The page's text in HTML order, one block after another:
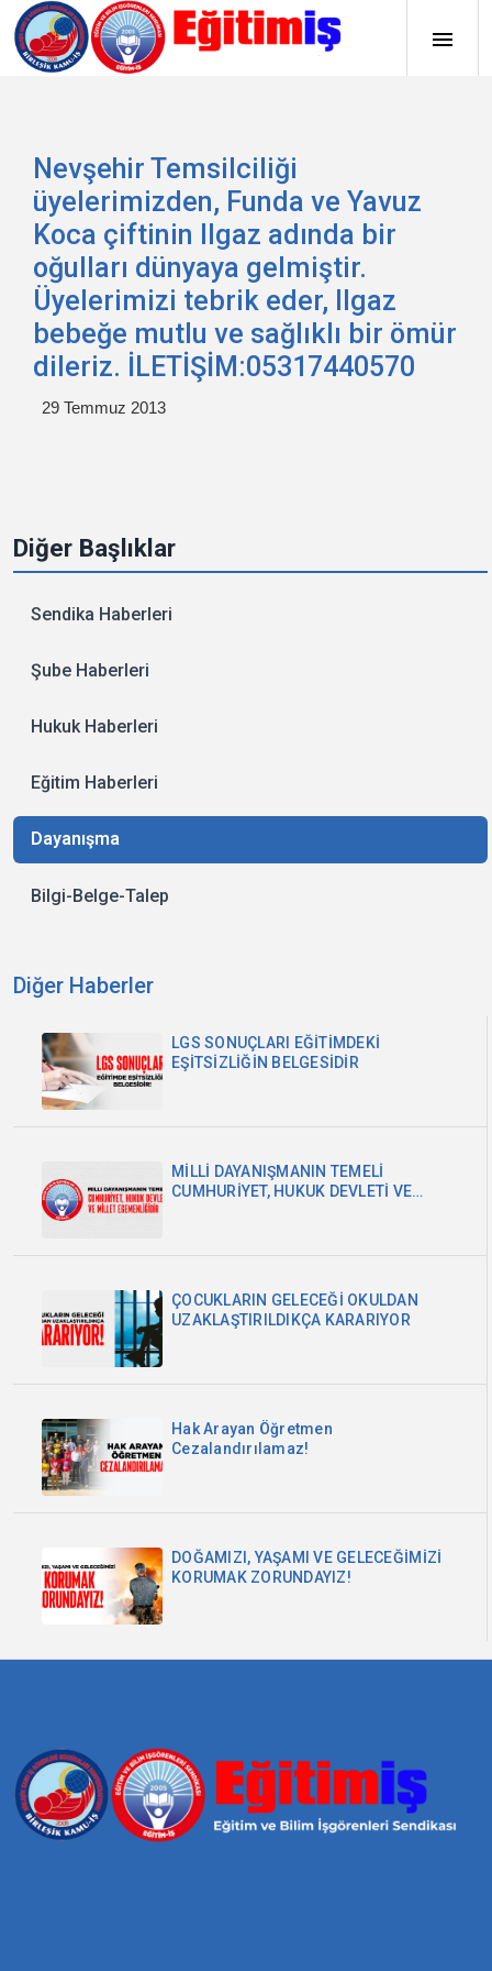
Diğer Başlıklar
Sendika Haberleri
Şube Haberleri
Hukuk Haberleri
Eğitim Haberleri
Dayanışma
Bilgi-Belge-Talep
Diğer Haberler
LGS SONUÇLARI EĞİTİMDEKİ
EŞİTSİZLİĞİN BELGESİDİR
MİLLİ DAYANIŞMANIN TEMELİ
CUMHURİYET, HUKUK DEVLETİ VE
ÇOCUKLARIN GELECEĞİ OKULDAN
UZAKLAŞTIRILDIKÇA KARARIYOR
Hak Arayan Öğretmen
Cezalandırılamaz!
DOĞAMIZI, YAŞAMI VE GELECEĞİMİZİ
KORUMAK ZORUNDAYIZ!
Nevşehir Temsilciliği
üyelerimizden, Funda ve Yavuz
Koca çiftinin Ilgaz adında bir
oğulları dünyaya gelmiştir.
Üyelerimizi tebrik eder, Ilgaz
bebeğe mutlu ve sağlıklı bir ömür
dileriz. İLETİŞİM:05317440570
29 Temmuz 2013